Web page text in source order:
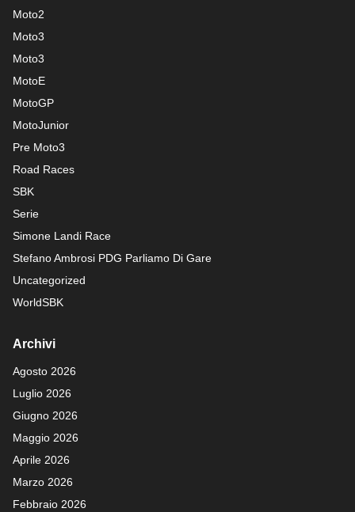
Moto2
Moto3
Moto3
MotoE
MotoGP
MotoJunior
Pre Moto3
Road Races
SBK
Serie
Simone Landi Race
Stefano Ambrosi PDG Parliamo Di Gare
Uncategorized
WorldSBK
Archivi
Agosto 2026
Luglio 2026
Giugno 2026
Maggio 2026
Aprile 2026
Marzo 2026
Febbraio 2026